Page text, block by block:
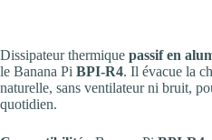
Dissipateur thermique passif en
le Banana Pi BPI-R4. Il évacue la
naturelle, sans ventilateur ni bruit,
quotidien.